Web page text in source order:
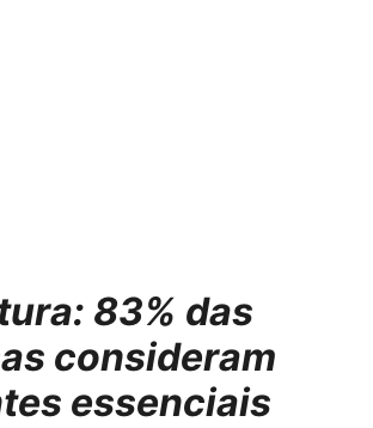
83% das
consideram
essenciais